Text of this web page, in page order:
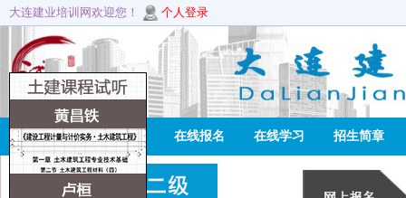
大连建业培训网欢迎您！ 个人登录
网站首页 学校资讯 在线报名 在线学习 招生简章